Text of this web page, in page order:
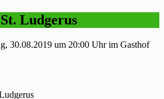
Ludgerus
30.08.2019 um 20:00 Uhr im Gasthof